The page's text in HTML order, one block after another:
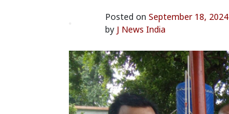
Posted on September 18, 2024
by J News India